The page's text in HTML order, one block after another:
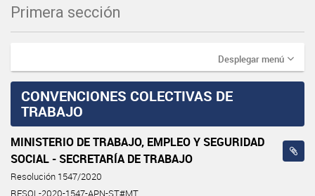
Primera sección
Desplegar menú
CONVENCIONES COLECTIVAS DE
TRABAJO
MINISTERIO DE TRABAJO, EMPLEO Y SEGURIDAD
SOCIAL - SECRETARÍA DE TRABAJO
Resolución 1547/2020
RESOL-2020-1547-APN-ST#MT